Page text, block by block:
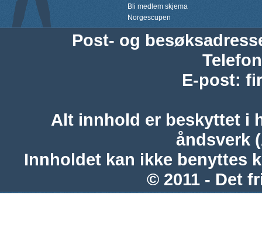
Bli medlem skjema
Norgescupen
Post- og
Telefon
E-post:
Alt innhold er beskyttet i
åndsverk
Innholdet kan ikke benyttes
© 2011 - Det